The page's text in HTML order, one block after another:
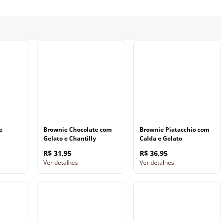
Brownie Chocolate com
Gelato e Chantilly
R$ 31,95
Ver detalhes
Brownie Piatacchio com
Calda e Gelato
R$ 36,95
Ver detalhes